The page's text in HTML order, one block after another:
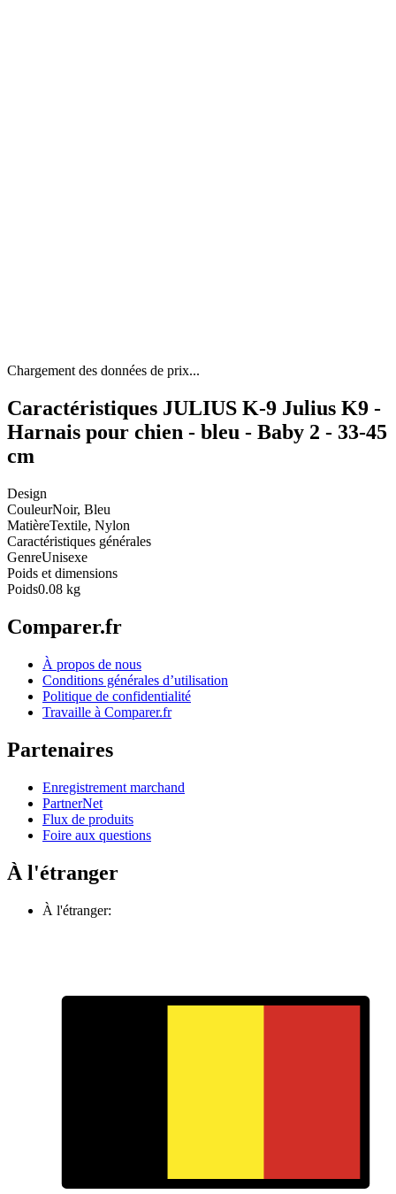
Chargement des données de prix...
Caractéristiques JULIUS K-9 Julius K9 -
Harnais pour chien - bleu - Baby 2 - 33-45
cm
Design
CouleurNoir, Bleu
MatièreTextile, Nylon
Caractéristiques générales
GenreUnisexe
Poids et dimensions
Poids0.08 kg
Comparer.fr
À propos de nous
Conditions générales d’utilisation
Politique de confidentialité
Travaille à Comparer.fr
Partenaires
Enregistrement marchand
PartnerNet
Flux de produits
Foire aux questions
À l'étranger
À l'étranger: